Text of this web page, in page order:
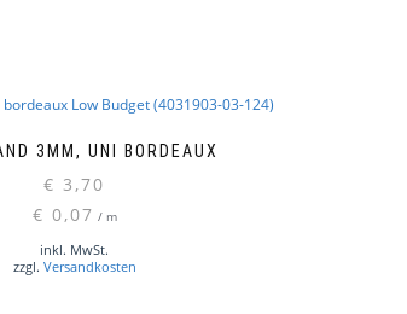
3MM, UNI BORDEAUX
€ 3,70
€ 0,07 / m
inkl. MwSt.
zzgl. Versandkosten